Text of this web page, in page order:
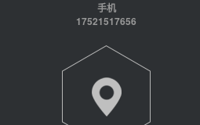
手机
17521517656